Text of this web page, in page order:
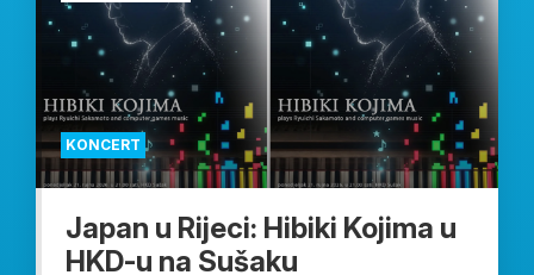
KONCERT
Japan u Rijeci: Hibiki Kojima u
HKD-u na Sušaku